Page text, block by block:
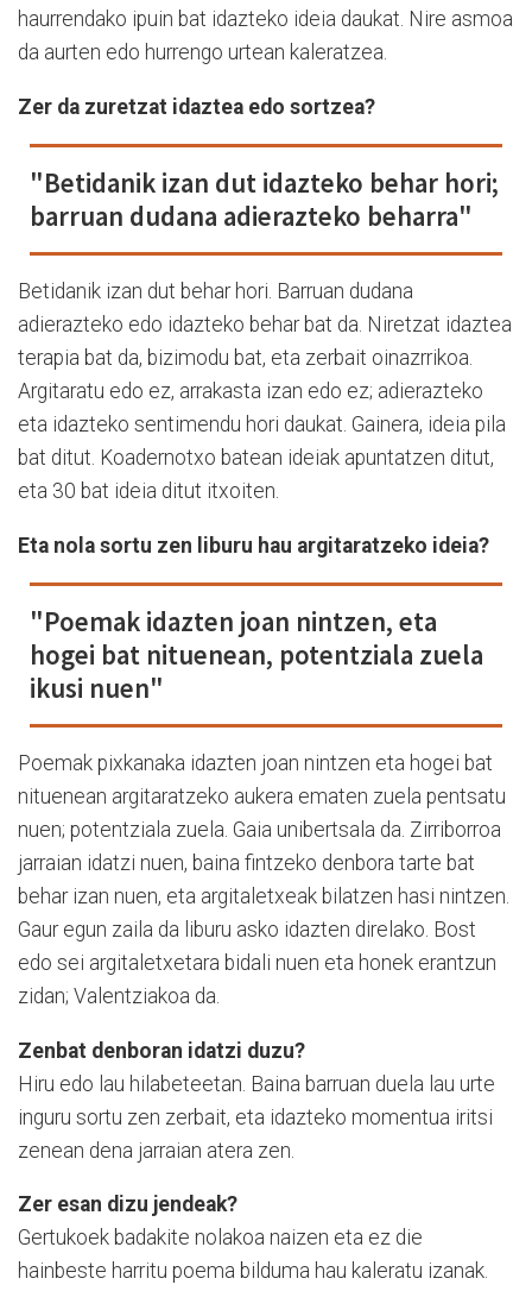
haurrendako ipuin bat idazteko ideia daukat. Nire asmoa
da aurten edo hurrengo urtean kaleratzea.
Zer da zuretzat idaztea edo sortzea?
"Betidanik izan dut idazteko behar hori;
barruan dudana adierazteko beharra"
Betidanik izan dut behar hori. Barruan dudana
adierazteko edo idazteko behar bat da. Niretzat idaztea
terapia bat da, bizimodu bat, eta zerbait oinazrrikoa.
Argitaratu edo ez, arrakasta izan edo ez; adierazteko
eta idazteko sentimendu hori daukat. Gainera, ideia pila
bat ditut. Koadernotxo batean ideiak apuntatzen ditut,
eta 30 bat ideia ditut itxoiten.
Eta nola sortu zen liburu hau argitaratzeko ideia?
"Poemak idazten joan nintzen, eta
hogei bat nituenean, potentziala zuela
ikusi nuen"
Poemak pixkanaka idazten joan nintzen eta hogei bat
nituenean argitaratzeko aukera ematen zuela pentsatu
nuen; potentziala zuela. Gaia unibertsala da. Zirriborroa
jarraian idatzi nuen, baina fintzeko denbora tarte bat
behar izan nuen, eta argitaletxeak bilatzen hasi nintzen.
Gaur egun zaila da liburu asko idazten direlako. Bost
edo sei argitaletxetara bidali nuen eta honek erantzun
zidan; Valentziakoa da.
Zenbat denboran idatzi duzu?
Hiru edo lau hilabeteetan. Baina barruan duela lau urte
inguru sortu zen zerbait, eta idazteko momentua iritsi
zenean dena jarraian atera zen.
Zer esan dizu jendeak?
Gertukoek badakite nolakoa naizen eta ez die
hainbeste harritu poema bilduma hau kaleratu izanak.